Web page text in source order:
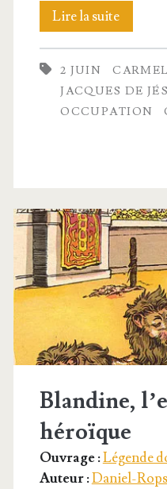
Lire la suitePère
Jacques
de
Jésus :
enfants
2 JUIN CARMEL
JACQUES DE
OCCUPATION
Blandine,
héroïque
Ouvrage :Légende
Auteur :Daniel-Rops